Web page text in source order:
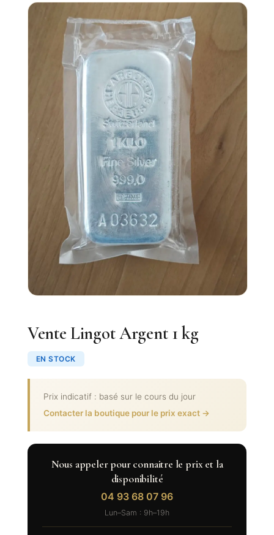
Vente Lingot Argent 1 kg
EN STOCK
Prix indicatif : basé sur le cours du jour
Contacter la boutique pour le prix exact →
Nous appeler pour connaitre le prix et la
disponibilité
04 93 68 07 96
Lun–Sam : 9h–19h